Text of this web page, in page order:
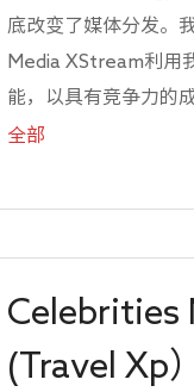
底改变了媒体分发。
Media XStream利用
能，以具有竞争力的
量、性能和价值并存
UHD。
全部
Celebrities
(Travel Xp）